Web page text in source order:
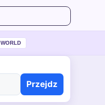
WORLD
Przejdz